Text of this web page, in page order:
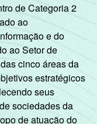
de Categoria 2
ao
e do
ao Setor de
cinco áreas da
estratégicos
seus
sociedades da
de atuação do